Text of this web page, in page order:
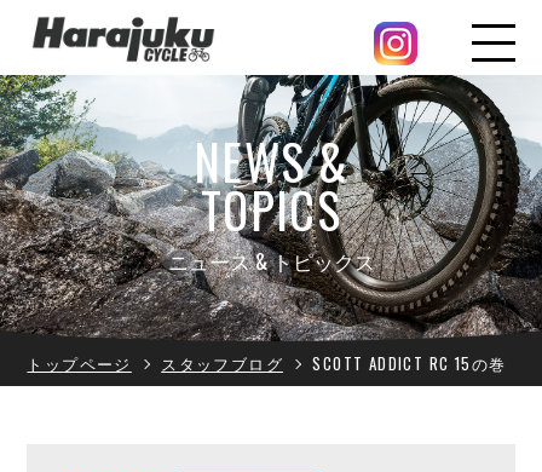
NEWS &
TOPICS
ニュース & トピックス
トップページ スタッフブログ SCOTT ADDICT RC 15の巻